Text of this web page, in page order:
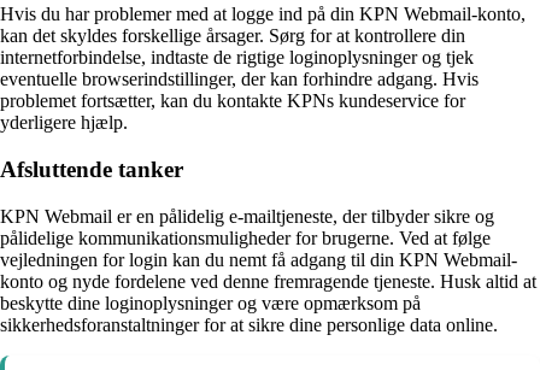
Hvis du har problemer med at logge ind på din KPN Webmail-konto,
kan det skyldes forskellige årsager. Sørg for at kontrollere din
internetforbindelse, indtaste de rigtige loginoplysninger og tjek
eventuelle browserindstillinger, der kan forhindre adgang. Hvis
problemet fortsætter, kan du kontakte KPNs kundeservice for
yderligere hjælp.
Afsluttende tanker
KPN Webmail er en pålidelig e-mailtjeneste, der tilbyder sikre og
pålidelige kommunikationsmuligheder for brugerne. Ved at følge
vejledningen for login kan du nemt få adgang til din KPN Webmail-
konto og nyde fordelene ved denne fremragende tjeneste. Husk altid at
beskytte dine loginoplysninger og være opmærksom på
sikkerhedsforanstaltninger for at sikre dine personlige data online.